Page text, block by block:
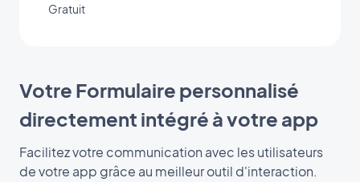
Gratuit
Votre Formulaire personnalisé
directement intégré à votre app
Facilitez votre communication avec les utilisateurs
de votre app grâce au meilleur outil d'interaction.